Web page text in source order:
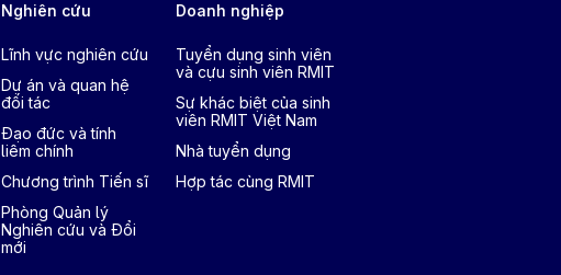
Nghiên cứu
Lĩnh vực nghiên cứu
Dự án và quan hệ
đối tác
Đạo đức và tính
liêm chính
Chương trình Tiến sĩ
Phòng Quản lý
Nghiên cứu và Đổi
mới
Doanh nghiệp
Tuyển dụng sinh viên
và cựu sinh viên RMIT
Sự khác biệt của sinh
viên RMIT Việt Nam
Nhà tuyển dụng
Hợp tác cùng RMIT